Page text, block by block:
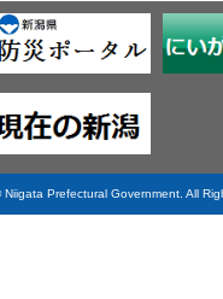
Prefectural Government. All